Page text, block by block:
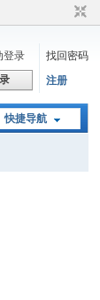
登录
找回密码
注册
快捷导航